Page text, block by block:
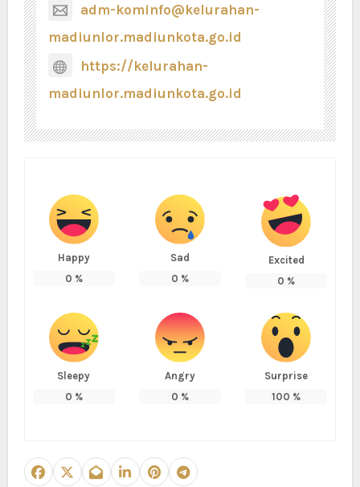
adm-kominfo@kelurahan-
madiunlor.madiunkota.go.id
https://kelurahan-
madiunlor.madiunkota.go.id
Happy
0 %
Sad
0 %
Excited
0 %
Sleepy
0 %
Angry
0 %
Surprise
100 %